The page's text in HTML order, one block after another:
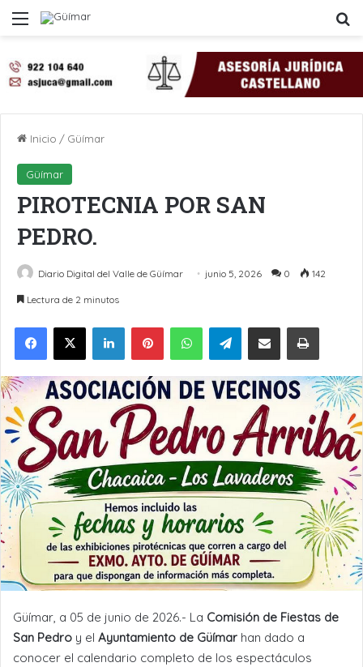
Menú
Inicio / Güímar
Güímar
PIROTECNIA POR SAN
PEDRO.
Diario Digital del Valle de Güímar junio 5, 2026 0 142
Lectura de 2 minutos
LinkedInPinterestWhatsAppTelegramCompartir por Email Imprimir
Güímar, a 05 de junio de 2026.- La Comisión de Fiestas de
San Pedro y el Ayuntamiento de Güímar han dado a
conocer el calendario completo de los espectáculos